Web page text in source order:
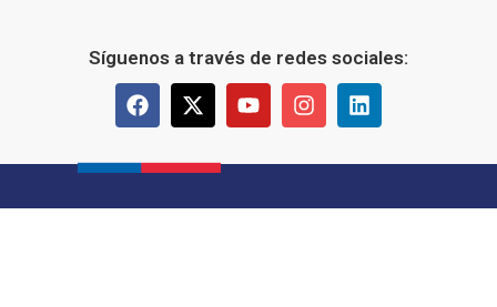
Síguenos a través de redes sociales: